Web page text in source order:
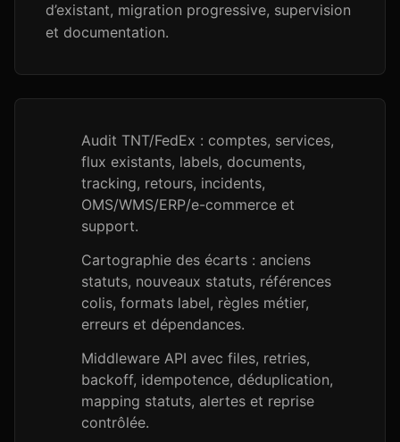
d’existant, migration progressive, supervision
et documentation.
Audit TNT/FedEx : comptes, services,
flux existants, labels, documents,
tracking, retours, incidents,
OMS/WMS/ERP/e-commerce et
support.
Cartographie des écarts : anciens
statuts, nouveaux statuts, références
colis, formats label, règles métier,
erreurs et dépendances.
Middleware API avec files, retries,
backoff, idempotence, déduplication,
mapping statuts, alertes et reprise
contrôlée.